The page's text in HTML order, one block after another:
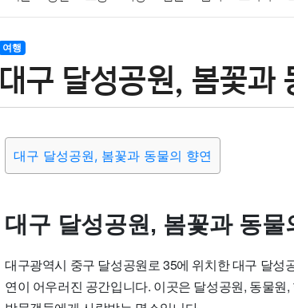
육아
기술 종교 사회 정치 건강 의료 의학
여행
대구 달성공원, 봄꽃과
대구 달성공원, 봄꽃과 동물의 향연
대구 달성공원, 봄꽃과 동물
대구광역시 중구 달성공원로 35에 위치한 대구 달
연이 어우러진 공간입니다. 이곳은 달성공원, 동물